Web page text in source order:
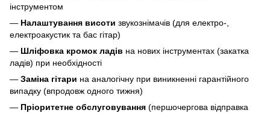
інструментом
— Налаштування висоти звукознімачів (для електро-,
електроакустик та бас гітар)
— Шліфовка кромок ладів на нових інструментах (закатка
ладів) при необхідності
— Заміна гітари на аналогічну при виникненні гарантійного
випадку (впродовж одного тижня)
— Пріоритетне обслуговування (першочергова відправка